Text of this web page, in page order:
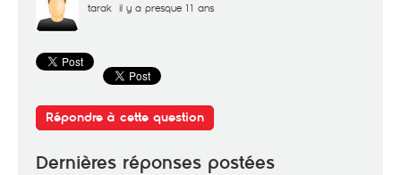
tarak il y a presque 11 ans
Répondre à cette question
Dernières réponses postées